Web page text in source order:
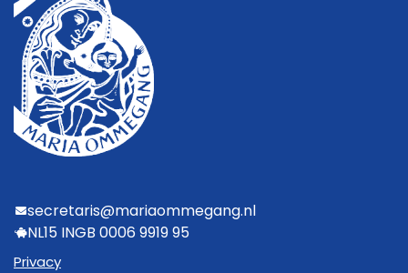
secretaris@mariaommegang.nl
NL15 INGB 0006 9919 95
Privacy